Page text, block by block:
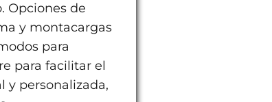
Opciones de
y montacargas
para
para facilitar el
y personalizada,